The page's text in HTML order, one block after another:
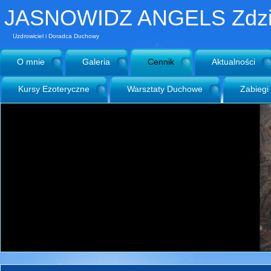
JASNOWIDZ ANGELS
Uzdrowiciel i Doradca Duchowy
O mnie Galeria Cennik Aktualności
Kursy Ezoteryczne Warsztaty Duchowe Zabiegi